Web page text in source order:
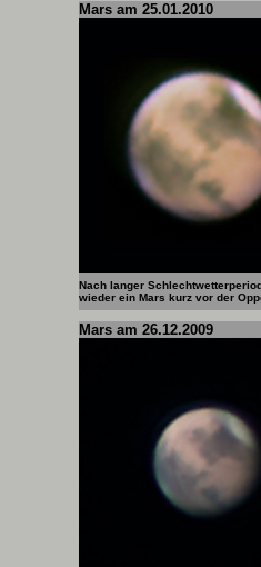
Mars am 25.01.2010
Nach langer
wieder ein Mars kurz vor der
Mars am 26.12.2009